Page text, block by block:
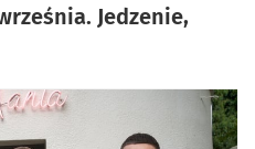
Jedzenie,